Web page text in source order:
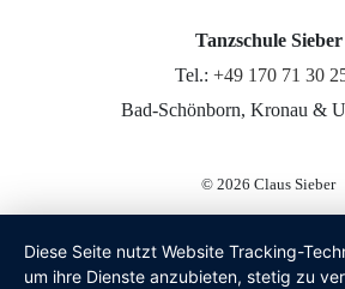
Tanzschule Sieber
Tel.: +49 170 71 30
Bad-Schönborn, Kronau &
© 2026 Claus Sieber
Diese Seite nutzt Website Tracking-
um ihre Dienste anzubieten, stetig zu